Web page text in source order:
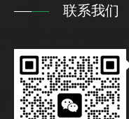
联系我们